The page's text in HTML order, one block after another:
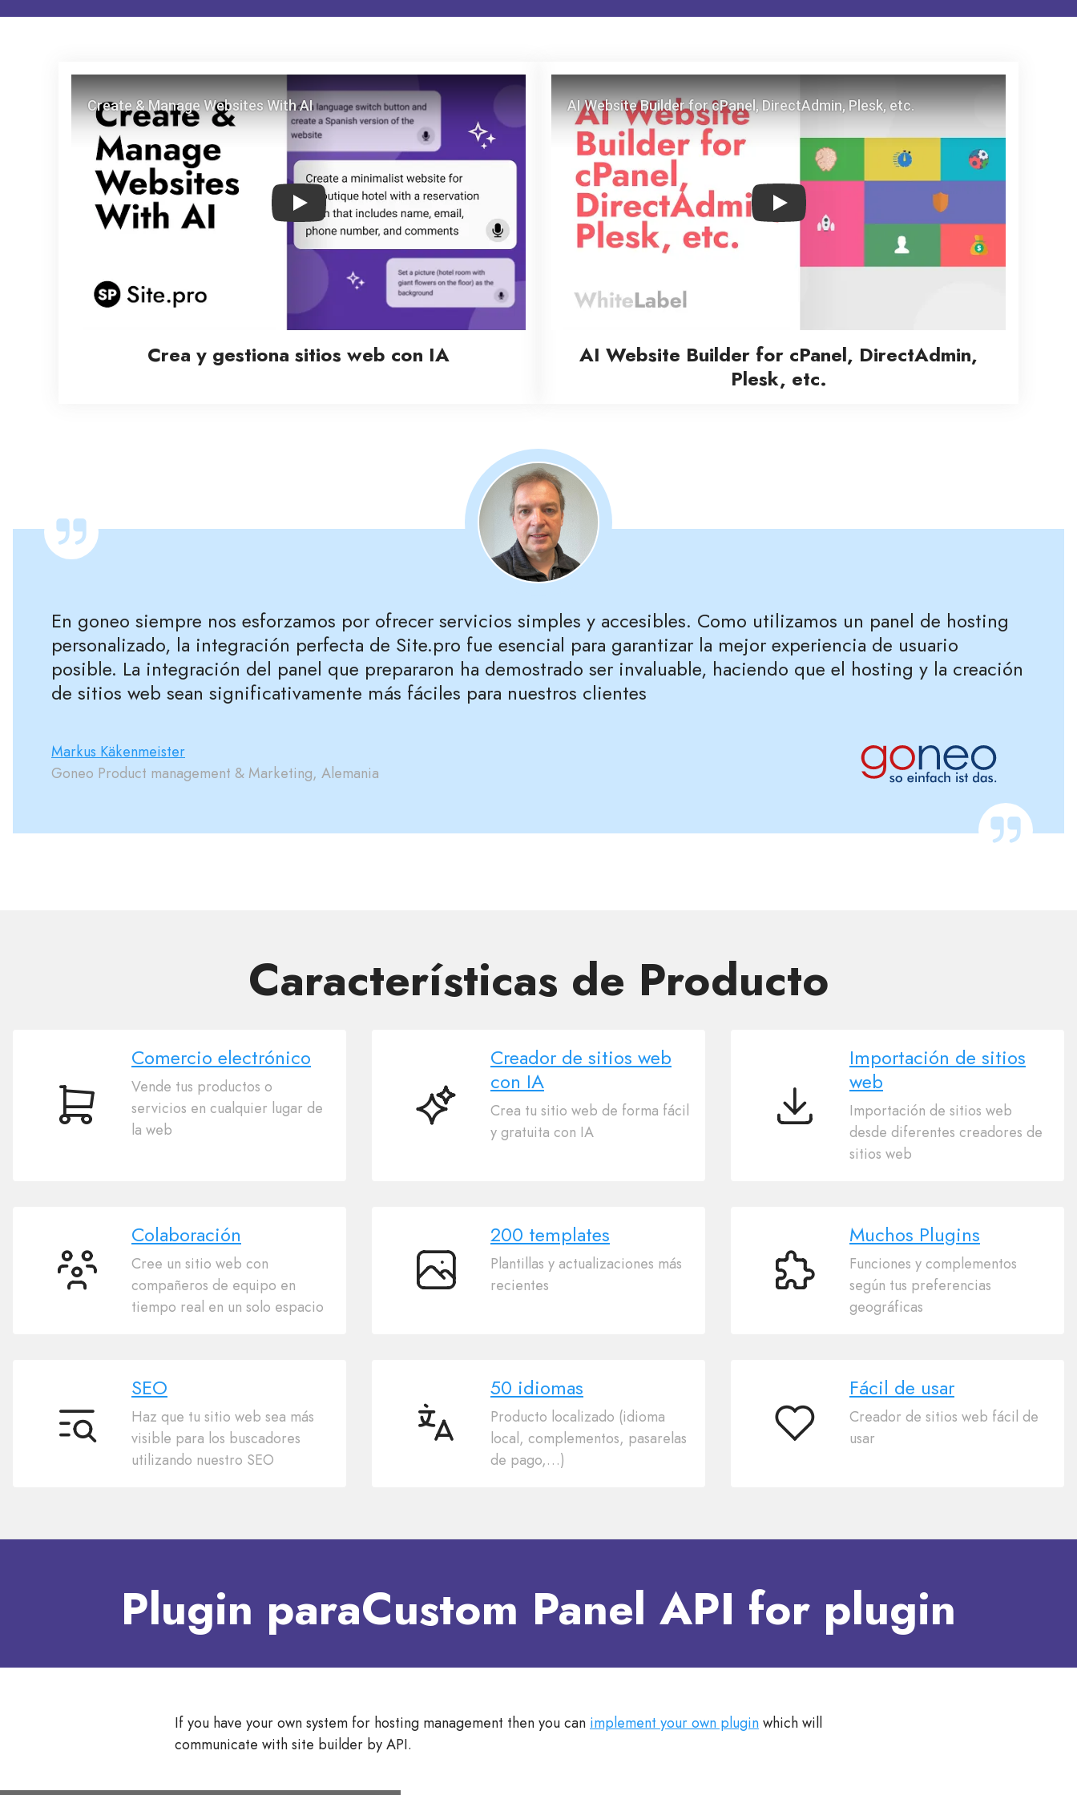
Play
Crea y gestiona sitios web con IA
Play
AI Website Builder for cPanel, DirectAdmin,
Plesk, etc.
En goneo siempre nos esforzamos por ofrecer servicios simples y accesibles. Como utilizamos un panel de hosting
personalizado, la integración perfecta de Site.pro fue esencial para garantizar la mejor experiencia de usuario
posible. La integración del panel que prepararon ha demostrado ser invaluable, haciendo que el hosting y la creación
de sitios web sean significativamente más fáciles para nuestros clientes
Markus Käkenmeister
Goneo Product management & Marketing, Alemania
Características de Producto
Comercio
electrónico
Comercio electrónico
Vende tus productos o
servicios en cualquier lugar de
la web
Creador
Creador de sitios web
con IA
Crea tu sitio web de forma fácil
y gratuita con IA
Importación
Importación de sitios
web
Importación de sitios web
desde diferentes creadores de
sitios web
Colaboración
Colaboración
Cree un sitio web con
compañeros de equipo en
tiempo real en un solo espacio
200
200 templates
Plantillas y actualizaciones más
recientes
Muchos
Muchos Plugins
Funciones y complementos
según tus preferencias
geográficas
SEO
SEO
Haz que tu sitio web sea más
visible para los buscadores
utilizando nuestro SEO
50
50 idiomas
Producto localizado (idioma
local, complementos, pasarelas
de pago,…)
Fácil
Fácil de usar
Creador de sitios web fácil de
usar
Plugin paraCustom Panel API for plugin
If you have your own system for hosting management then you can implement your own pluginwhich will
communicate with site builder by API.